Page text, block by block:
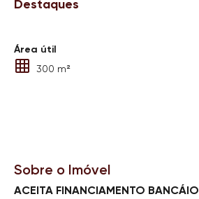
Destaques
Área útil
300 m²
Sobre o Imóvel
ACEITA FINANCIAMENTO BANCÁIO